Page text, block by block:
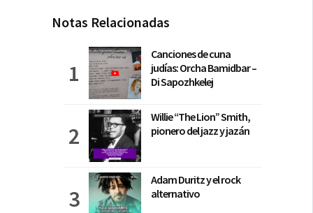
Notas Relacionadas
Canciones de cuna
judías: Orcha Bamidbar –
Di Sapozhkelej
Willie “The Lion” Smith,
pionero del jazz y jazán
Adam Duritz y el rock
alternativo